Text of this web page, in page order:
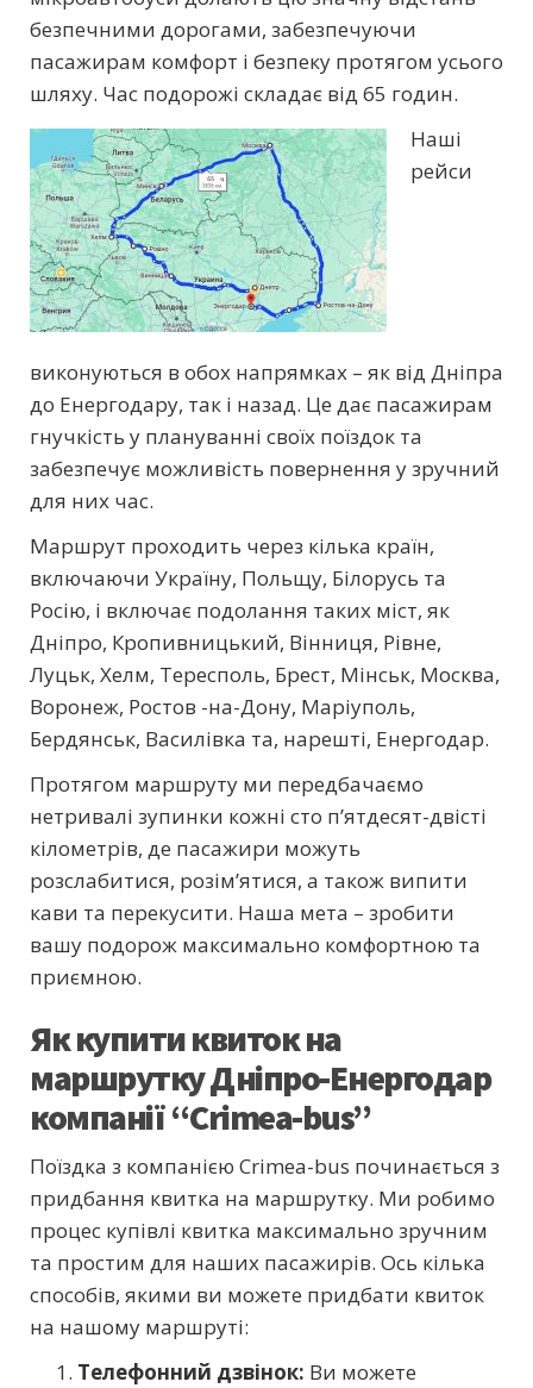
безпечними дорогами, забезпечуючи
пасажирам комфорт і безпеку протягом усього
шляху. Час подорожі складає від 65 годин.
Наші
рейси
виконуються в обох напрямках – як від Дніпра
до Енергодару, так і назад. Це дає пасажирам
гнучкість у плануванні своїх поїздок та
забезпечує можливість повернення у зручний
для них час.
Маршрут проходить через кілька країн,
включаючи Україну, Польщу, Білорусь та
Росію, і включає подолання таких міст, як
Дніпро, Кропивницький, Вінниця, Рівне,
Луцьк, Хелм, Тересполь, Брест, Мінськ, Москва,
Воронеж, Ростов -на-Дону, Маріуполь,
Бердянськ, Василівка та, нарешті, Енергодар.
Протягом маршруту ми передбачаємо
нетривалі зупинки кожні сто п’ятдесят-двісті
кілометрів, де пасажири можуть
розслабитися, розім’ятися, а також випити
кави та перекусити. Наша мета – зробити
вашу подорож максимально комфортною та
приємною.
Як купити квиток на
маршрутку Дніпро-Енергодар
компанії “Crimea-bus”
Поїздка з компанією Crimea-bus починається з
придбання квитка на маршрутку. Ми робимо
процес купівлі квитка максимально зручним
та простим для наших пасажирів. Ось кілька
способів, якими ви можете придбати квиток
на нашому маршруті:
Телефонний дзвінок: Ви можете